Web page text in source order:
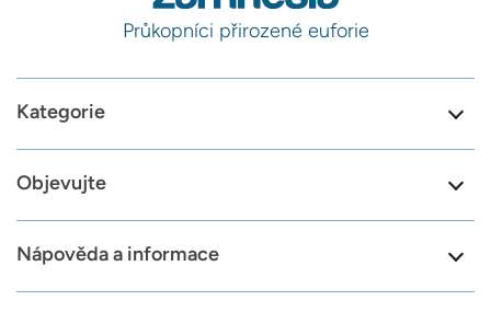
Průkopníci přirozené euforie
Kategorie
Objevujte
Nápověda a informace